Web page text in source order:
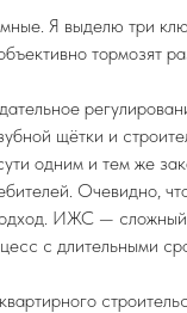
Я выделю три
тормозят
щётки и
одним и тем же
Очевидно,
ИЖС —
с длительными